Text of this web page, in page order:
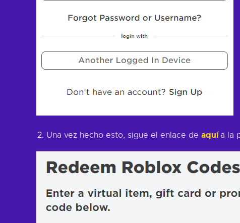
Una vez hecho esto, sigue el enlace de aquí a la